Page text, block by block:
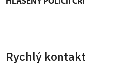
Rychlý kontakt